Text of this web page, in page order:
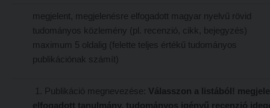
Kollégiumok
Nagykőrösi Kollégium
Óbudai Diákhotel
Diákélet
Online adatbázisok
MTMT
MTMT GYIK
megjelent, megjelenésre elfogadott magyar nyelvű rövid
tudományos közlemény (pl. recenzió, cikk, bejegyzés)
maximum 5 oldalig (felette teljes értékű tudományos
publikációnak számít)
1. Publikáció megnevezése: Válasszon a listából!
elfogadott tanulmány, tudományos igényű recenzió